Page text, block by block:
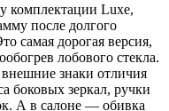
комплектации Luxe,
после долгого
самая дорогая версия,
лобового стекла.
знаки отличия
боковых зеркал, ручки
А в салоне — обивка